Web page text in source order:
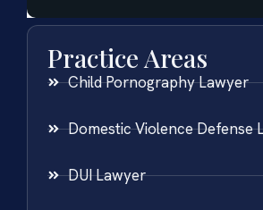
Practice Areas
Child Pornography Lawyer
Domestic Violence Defense
DUI Lawyer